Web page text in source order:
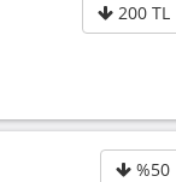
200 TL
%50